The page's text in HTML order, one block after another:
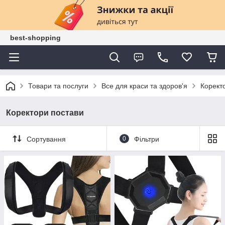
best-shopping
Товари та послуги Все для краси та здоров'я
Коректори постави
Сортування 0 Фільтри